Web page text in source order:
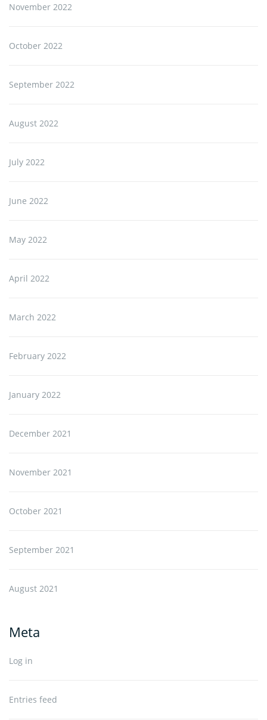
November 2022
October 2022
September 2022
August 2022
July 2022
June 2022
May 2022
April 2022
March 2022
February 2022
January 2022
December 2021
November 2021
October 2021
September 2021
August 2021
Meta
Log in
Entries feed